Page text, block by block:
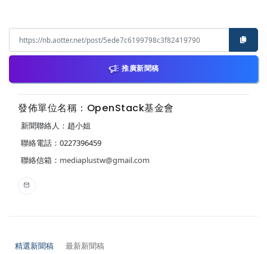
推廣新聞稿
發佈單位名稱：OpenStack基金會
新聞聯絡人：趙小姐
聯絡電話：0227396459
聯絡信箱： mediaplustw@gmail.com
精選新聞稿 最新新聞稿